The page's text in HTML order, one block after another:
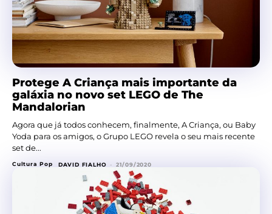
Protege A Criança mais importante da
galáxia no novo set LEGO de The
Mandalorian
Agora que já todos conhecem, finalmente, A Criança, ou Baby
Yoda para os amigos, o Grupo LEGO revela o seu mais recente
set de...
Cultura Pop DAVID FIALHO - 21/09/2020